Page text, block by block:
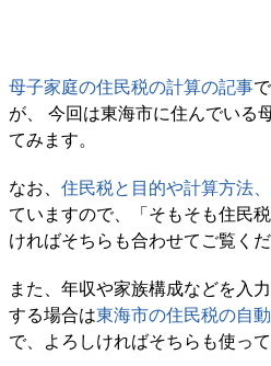
母子家庭の住民税の計算の記事
が、 今回は東海市に住んでいる
てみます。
なお、 住民税と目的や計算方法
ていますので、「そもそも住民
ければそちらも合わせてご覧くだ
また、年収や家族構成などを入
する場合は東海市の住民税の自
で、よろしければそちらも使って